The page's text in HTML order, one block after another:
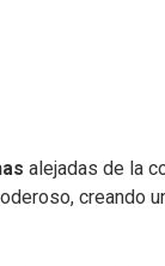
alejadas de la
creando